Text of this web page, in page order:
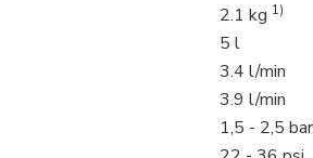
2.1 kg 1)
5 l
3.4 l/min
3.9 l/min
1,5 - 2,5 bar